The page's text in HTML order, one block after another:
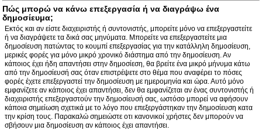
Πώς μπορώ να κάνω επεξεργασία ή να διαγράψω ένα
δημοσίευμα;
Εκτός και αν είστε διαχειριστής ή συντονιστής, μπορείτε μόνο να επεξεργαστείτε
ή να διαγράψετε τα δικά σας μηνύματα. Μπορείτε να επεξεργαστείτε μια
δημοσίευση πατώντας το κουμπί επεξεργασίας για την κατάλληλη δημοσίευση,
μερικές φορές για μόνο μικρό χρονικό διάστημα από την δημοσίευση. Αν
κάποιος έχει ήδη απαντήσει στην δημοσίεση, θα βρείτε ένα μικρό μήνυμα κάτω
από την δημοσίευσή σας όταν επιστρέψετε στο θέμα που αναφέρει το πόσες
φορές έχετε επεξεργαστεί την δημοσίευση με ημερομηνία και ώρα. Αυτό μόνο
εμφανίζετε αν κάποιος έχει απαντήσει, δεν θα εμφανίζεται αν ένας συντονιστής ή
διαχειριστής επεξεργαστούν την δημοσίευσή σας, ωστόσο μπορεί να αφήσουν
κάποια σημείωση σχετικά με το λόγο που επεξεργάστηκαν την δημοσίευση κατα
την κρίση τους. Παρακαλώ σημειώστε οτι κανονικοί χρήστες δεν μπορούν να
σβήσουν μια δημοσίευση αν κάποιος έχει απαντήσει.